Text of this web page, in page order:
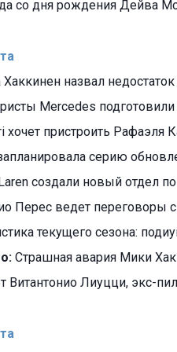
со дня рождения Дейва
назвал
Mercedes
хочет пристроить Рафаэля
серию
создали новый отдел
Перес ведет переговоры
текущего сезона:
Страшная авария Мики
Витантонио Лиуцци, экс-